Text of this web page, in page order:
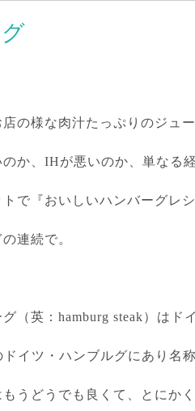
の様な肉汁たっぷりのジュ
か、 IHが悪いのか、単なる
で『おいしいハンバーグレ
連続で。
（英： hamburg steak）はド
ドイツ・ハンブルグにあり名
うどうでも良くて、とにか